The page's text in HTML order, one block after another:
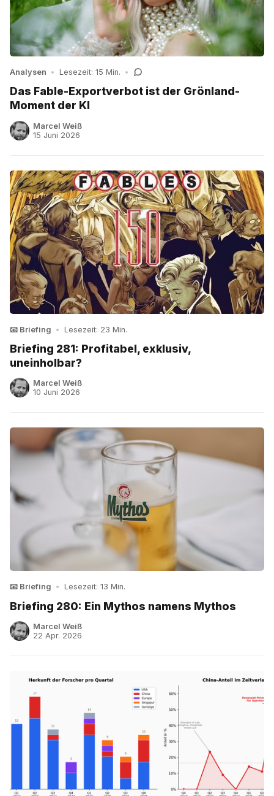
Analysen • Lesezeit: 15 Min. •
Das Fable-Exportverbot ist der Grönland-
Moment der KI
Marcel Weiß
15 Juni 2026
📧 Briefing • Lesezeit: 23 Min.
Briefing 281: Profitabel, exklusiv,
uneinholbar?
Marcel Weiß
10 Juni 2026
📧 Briefing • Lesezeit: 13 Min.
Briefing 280: Ein Mythos namens Mythos
Marcel Weiß
22 Apr. 2026